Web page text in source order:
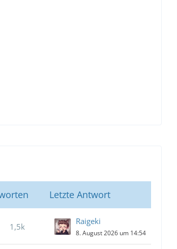
Letzte Antwort
1,5k
Raigeki
8. August 2026 um 14:54